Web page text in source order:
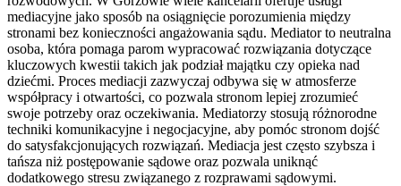
mediacyjne jako sposób na osiągnięcie porozumienia między
stronami bez konieczności angażowania sądu. Mediator to neutralna
osoba, która pomaga parom wypracować rozwiązania dotyczące
kluczowych kwestii takich jak podział majątku czy opieka nad
dziećmi. Proces mediacji zazwyczaj odbywa się w atmosferze
współpracy i otwartości, co pozwala stronom lepiej zrozumieć
swoje potrzeby oraz oczekiwania. Mediatorzy stosują różnorodne
techniki komunikacyjne i negocjacyjne, aby pomóc stronom dojść
do satysfakcjonujących rozwiązań. Mediacja jest często szybsza i
tańsza niż postępowanie sądowe oraz pozwala uniknąć
dodatkowego stresu związanego z rozprawami sądowymi.